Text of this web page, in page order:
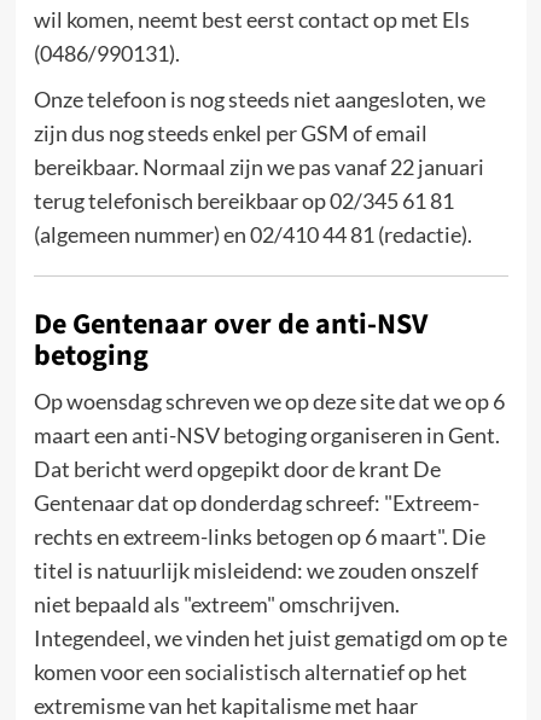
wil komen, neemt best eerst contact op met Els
(0486/990131).
Onze telefoon is nog steeds niet aangesloten, we
zijn dus nog steeds enkel per GSM of email
bereikbaar. Normaal zijn we pas vanaf 22 januari
terug telefonisch bereikbaar op 02/345 61 81
(algemeen nummer) en 02/410 44 81 (redactie).
De Gentenaar over de anti-NSV
betoging
Op woensdag schreven we op deze site dat we op 6
maart een anti-NSV betoging organiseren in Gent.
Dat bericht werd opgepikt door de krant De
Gentenaar dat op donderdag schreef: "Extreem-
rechts en extreem-links betogen op 6 maart". Die
titel is natuurlijk misleidend: we zouden onszelf
niet bepaald als "extreem" omschrijven.
Integendeel, we vinden het juist gematigd om op te
komen voor een socialistisch alternatief op het
extremisme van het kapitalisme met haar